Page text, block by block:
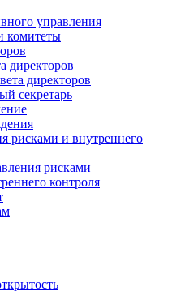
управления
комитеты
директоров
директоров
секретарь
рисками и внутреннего
рисками
контроля